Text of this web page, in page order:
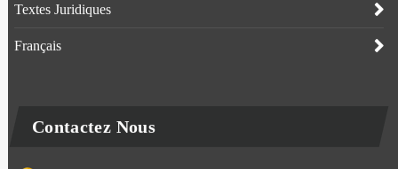
Textes Juridiques
Français
Contactez Nous